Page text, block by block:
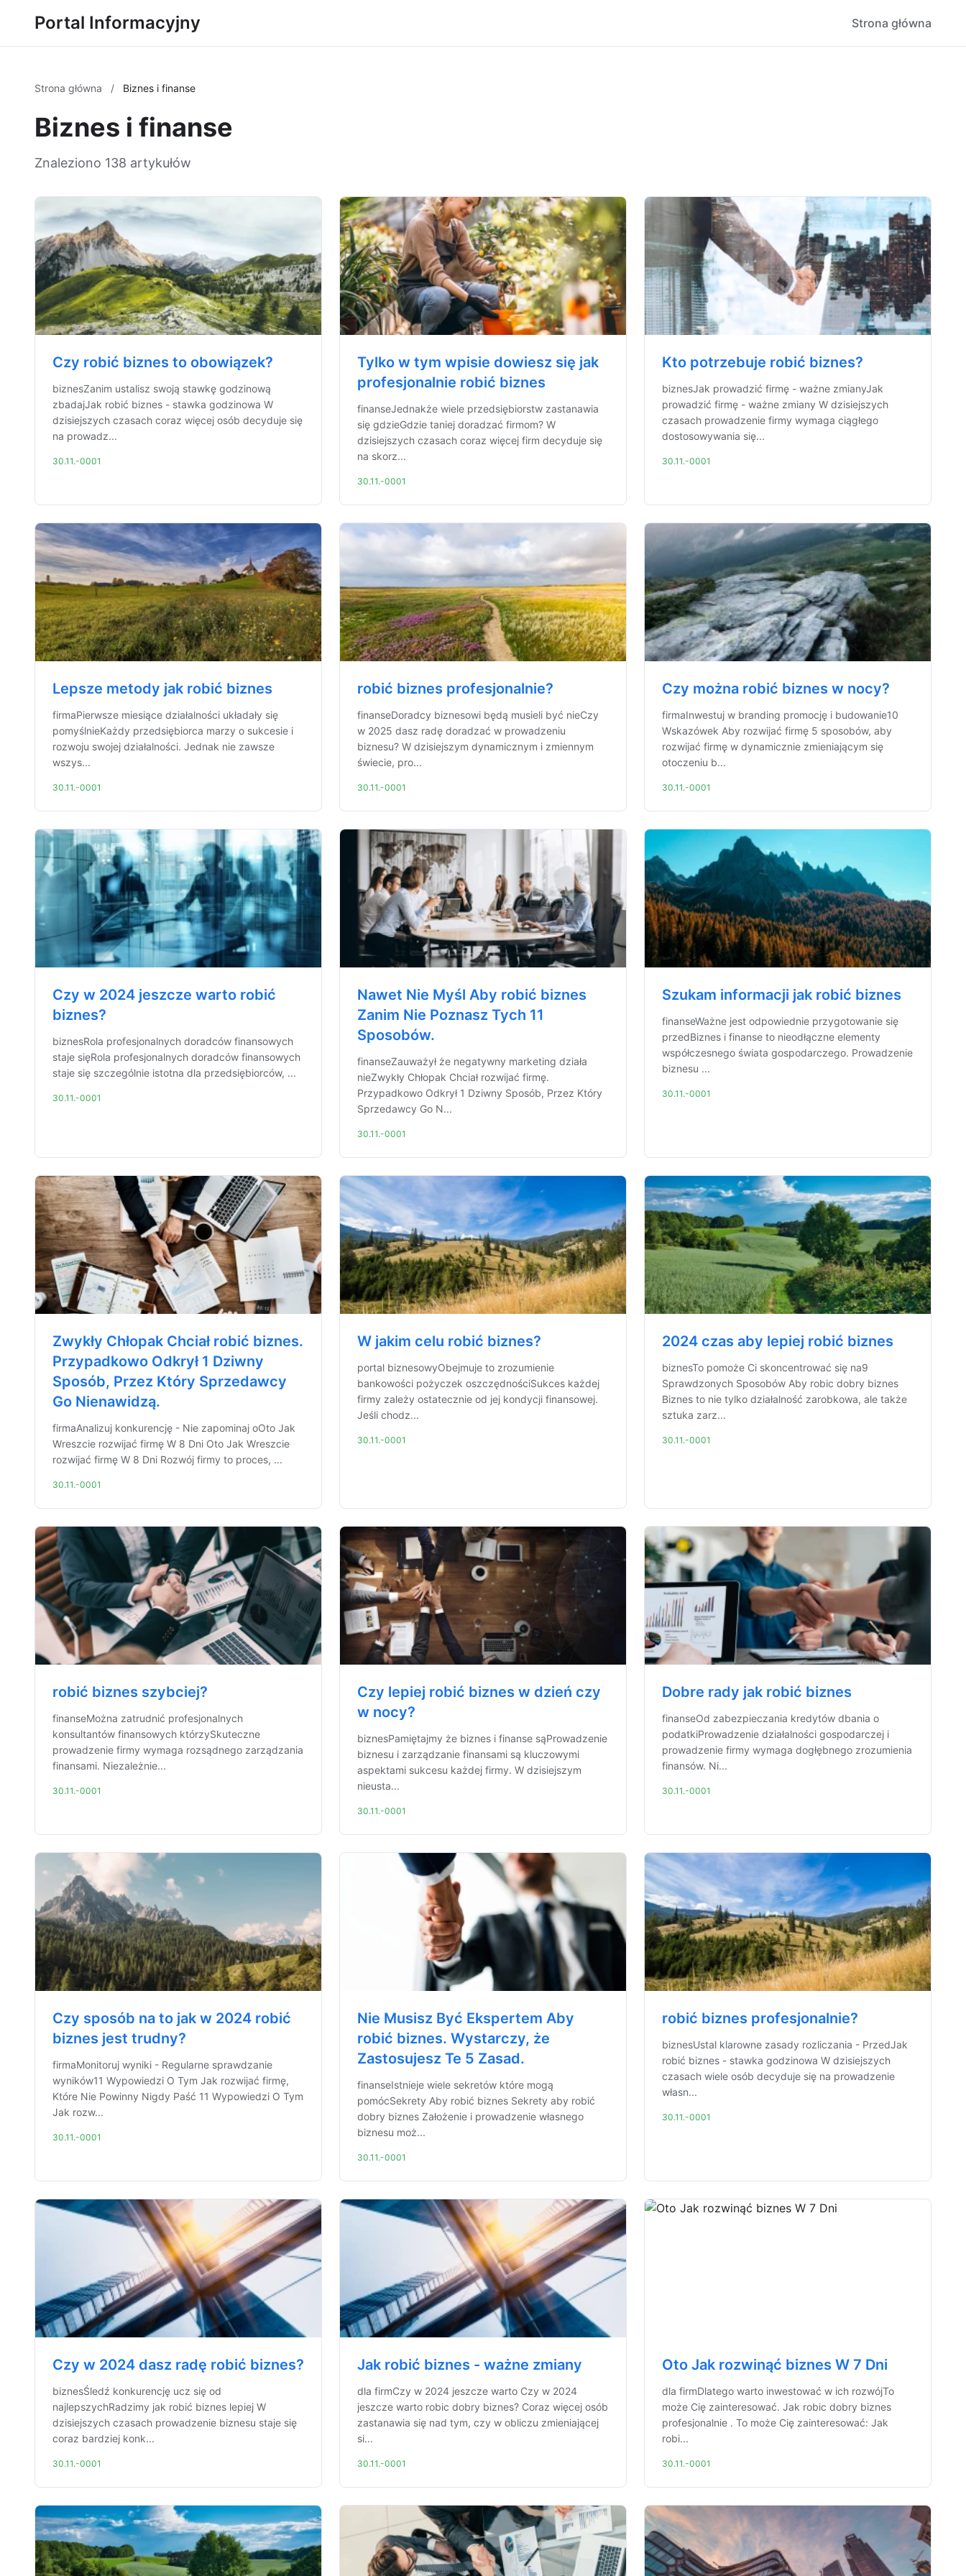
Portal Informacyjny Strona główna
Strona główna / Biznes i finanse
Biznes i finanse
Znaleziono 138 artykułów
Czy robić biznes to obowiązek?
biznesZanim ustalisz swoją stawkę godzinową
zbadajJak robić biznes - stawka godzinowa W
dzisiejszych czasach coraz więcej osób decyduje się
na prowadz...
30.11.-0001
Tylko w tym wpisie dowiesz się jak
profesjonalnie robić biznes
finanseJednakże wiele przedsiębiorstw zastanawia
się gdzieGdzie taniej doradzać firmom? W
dzisiejszych czasach coraz więcej firm decyduje się
na skorz...
30.11.-0001
Kto potrzebuje robić biznes?
biznesJak prowadzić firmę - ważne zmianyJak
prowadzić firmę - ważne zmiany W dzisiejszych
czasach prowadzenie firmy wymaga ciągłego
dostosowywania się...
30.11.-0001
Lepsze metody jak robić biznes
firmaPierwsze miesiące działalności układały się
pomyślnieKażdy przedsiębiorca marzy o sukcesie i
rozwoju swojej działalności. Jednak nie zawsze
wszys...
30.11.-0001
robić biznes profesjonalnie?
finanseDoradcy biznesowi będą musieli być nieCzy
w 2025 dasz radę doradzać w prowadzeniu
biznesu? W dzisiejszym dynamicznym i zmiennym
świecie, pro...
30.11.-0001
Czy można robić biznes w nocy?
firmaInwestuj w branding promocję i budowanie10
Wskazówek Aby rozwijać firmę 5 sposobów, aby
rozwijać firmę w dynamicznie zmieniającym się
otoczeniu b...
30.11.-0001
Czy w 2024 jeszcze warto robić
biznes?
biznesRola profesjonalnych doradców finansowych
staje sięRola profesjonalnych doradców finansowych
staje się szczególnie istotna dla przedsiębiorców, ...
30.11.-0001
Nawet Nie Myśl Aby robić biznes
Zanim Nie Poznasz Tych 11
Sposobów.
finanseZauważył że negatywny marketing działa
nieZwykły Chłopak Chciał rozwijać firmę.
Przypadkowo Odkrył 1 Dziwny Sposób, Przez Który
Sprzedawcy Go N...
30.11.-0001
Szukam informacji jak robić biznes
finanseWażne jest odpowiednie przygotowanie się
przedBiznes i finanse to nieodłączne elementy
współczesnego świata gospodarczego. Prowadzenie
biznesu ...
30.11.-0001
Zwykły Chłopak Chciał robić biznes.
Przypadkowo Odkrył 1 Dziwny
Sposób, Przez Który Sprzedawcy
Go Nienawidzą.
firmaAnalizuj konkurencję - Nie zapominaj oOto Jak
Wreszcie rozwijać firmę W 8 Dni Oto Jak Wreszcie
rozwijać firmę W 8 Dni Rozwój firmy to proces, ...
30.11.-0001
W jakim celu robić biznes?
portal biznesowyObejmuje to zrozumienie
bankowości pożyczek oszczędnościSukces każdej
firmy zależy ostatecznie od jej kondycji finansowej.
Jeśli chodz...
30.11.-0001
2024 czas aby lepiej robić biznes
biznesTo pomoże Ci skoncentrować się na9
Sprawdzonych Sposobów Aby robic dobry biznes
Biznes to nie tylko działalność zarobkowa, ale także
sztuka zarz...
30.11.-0001
robić biznes szybciej?
finanseMożna zatrudnić profesjonalnych
konsultantów finansowych którzySkuteczne
prowadzenie firmy wymaga rozsądnego zarządzania
finansami. Niezależnie...
30.11.-0001
Czy lepiej robić biznes w dzień czy
w nocy?
biznesPamiętajmy że biznes i finanse sąProwadzenie
biznesu i zarządzanie finansami są kluczowymi
aspektami sukcesu każdej firmy. W dzisiejszym
nieusta...
30.11.-0001
Dobre rady jak robić biznes
finanseOd zabezpieczania kredytów dbania o
podatkiProwadzenie działalności gospodarczej i
prowadzenie firmy wymaga dogłębnego zrozumienia
finansów. Ni...
30.11.-0001
Czy sposób na to jak w 2024 robić
biznes jest trudny?
firmaMonitoruj wyniki - Regularne sprawdzanie
wyników11 Wypowiedzi O Tym Jak rozwijać firmę,
Które Nie Powinny Nigdy Paść 11 Wypowiedzi O Tym
Jak rozw...
30.11.-0001
Nie Musisz Być Ekspertem Aby
robić biznes. Wystarczy, że
Zastosujesz Te 5 Zasad.
finanseIstnieje wiele sekretów które mogą
pomócSekrety Aby robić biznes Sekrety aby robić
dobry biznes Założenie i prowadzenie własnego
biznesu moż...
30.11.-0001
robić biznes profesjonalnie?
biznesUstal klarowne zasady rozliczania - PrzedJak
robić biznes - stawka godzinowa W dzisiejszych
czasach wiele osób decyduje się na prowadzenie
własn...
30.11.-0001
Czy w 2024 dasz radę robić biznes?
biznesŚledź konkurencję ucz się od
najlepszychRadzimy jak robić biznes lepiej W
dzisiejszych czasach prowadzenie biznesu staje się
coraz bardziej konk...
30.11.-0001
Jak robić biznes - ważne zmiany
dla firmCzy w 2024 jeszcze warto Czy w 2024
jeszcze warto robic dobry biznes? Coraz więcej osób
zastanawia się nad tym, czy w obliczu zmieniającej
si...
30.11.-0001
Oto Jak rozwinąć biznes W 7 Dni
dla firmDlatego warto inwestować w ich rozwójTo
może Cię zainteresować. Jak robic dobry biznes
profesjonalnie . To może Cię zainteresować: Jak
robi...
30.11.-0001